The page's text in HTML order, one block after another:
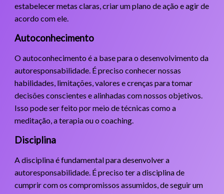
estabelecer metas claras, criar um plano de ação e agir de
acordo com ele.
Autoconhecimento
O autoconhecimento é a base para o desenvolvimento da
autoresponsabilidade. É preciso conhecer nossas
habilidades, limitações, valores e crenças para tomar
decisões conscientes e alinhadas com nossos objetivos.
Isso pode ser feito por meio de técnicas como a
meditação, a terapia ou o coaching.
Disciplina
A disciplina é fundamental para desenvolver a
autoresponsabilidade. É preciso ter a disciplina de
cumprir com os compromissos assumidos, de seguir um